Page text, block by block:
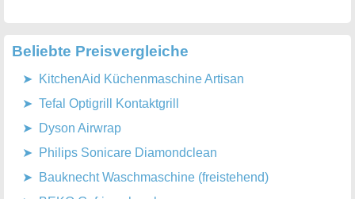
Beliebte Preisvergleiche
KitchenAid Küchenmaschine Artisan
Tefal Optigrill Kontaktgrill
Dyson Airwrap
Philips Sonicare Diamondclean
Bauknecht Waschmaschine (freistehend)